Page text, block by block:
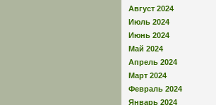
Август 2024
Июль 2024
Июнь 2024
Май 2024
Апрель 2024
Март 2024
Февраль 2024
Январь 2024